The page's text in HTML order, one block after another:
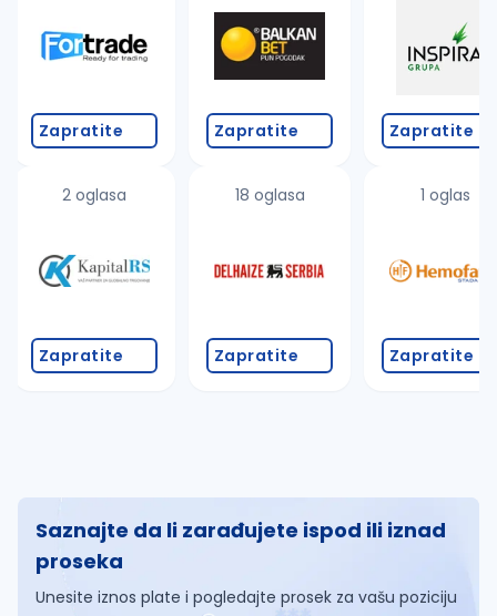
Zapratite
2 oglasa
Zapratite
Zapratite
18 oglasa
Zapratite
Zapratite
1 oglas
Zapratite
Saznajte da li zarađujete ispod ili iznad
proseka
Unesite iznos plate i pogledajte prosek za vašu poziciju